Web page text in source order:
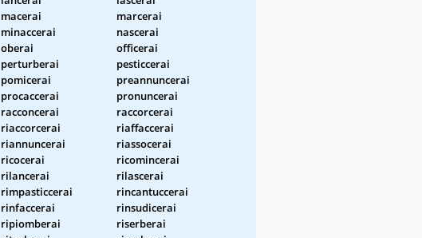
macerai
marcerai
minaccerai
nascerai
oberai
officerai
perturberai
pesticcerai
pomicerai
preannuncerai
procaccerai
pronuncerai
racconcerai
raccorcerai
riaccorcerai
riaffaccerai
riannuncerai
riassocerai
ricocerai
ricomincerai
rilancerai
rilascerai
rimpasticcerai
rincantuccerai
rinfaccerai
rinsudicerai
ripiomberai
riserberai